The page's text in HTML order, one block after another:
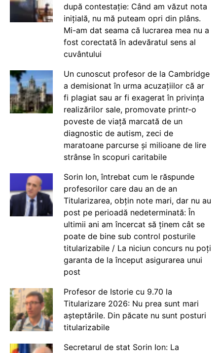
după contestație: Când am văzut nota
inițială, nu mă puteam opri din plâns.
Mi-am dat seama că lucrarea mea nu a
fost corectată în adevăratul sens al
cuvântului
Un cunoscut profesor de la Cambridge
a demisionat în urma acuzațiilor că ar
fi plagiat sau ar fi exagerat în privința
realizărilor sale, promovate printr-o
poveste de viață marcată de un
diagnostic de autism, zeci de
maratoane parcurse și milioane de lire
strânse în scopuri caritabile
Sorin Ion, întrebat cum le răspunde
profesorilor care dau an de an
Titularizarea, obțin note mari, dar nu au
post pe perioadă nedeterminată: În
ultimii ani am încercat să ținem cât se
poate de bine sub control posturile
titularizabile / La niciun concurs nu poți
garanta de la început asigurarea unui
post
Profesor de Istorie cu 9.70 la
Titularizare 2026: Nu prea sunt mari
așteptările. Din păcate nu sunt posturi
titularizabile
Secretarul de stat Sorin Ion: La